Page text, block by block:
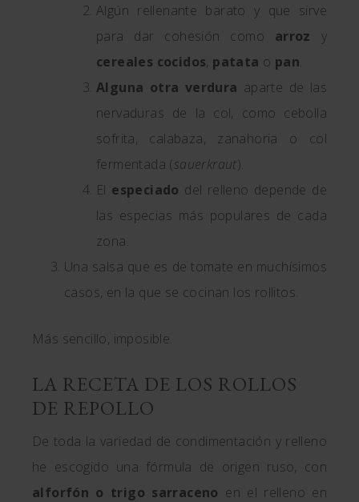
Algún rellenante barato y que sirve
para dar cohesión como arroz y
cereales cocidos, patata o pan.
Alguna otra verdura aparte de las
nervaduras de la col, como cebolla
sofrita, calabaza, zanahoria o col
fermentada (sauerkraut).
El especiado del relleno depende de
las especias más populares de cada
zona.
Una salsa que es de tomate en muchísimos
casos, en la que se cocinan los rollitos.
Más sencillo, imposible.
LA RECETA DE LOS ROLLOS
DE REPOLLO
De toda la variedad de condimentación y relleno
he escogido una fórmula de origen ruso, con
alforfón o trigo sarraceno en el relleno en